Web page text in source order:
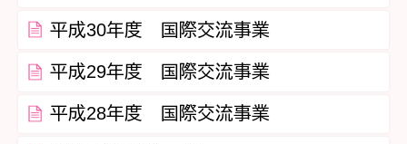
平成30年度 国際交流事業
平成29年度 国際交流事業
平成28年度 国際交流事業